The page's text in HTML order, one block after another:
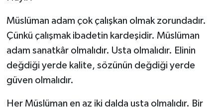
Müslüman adam çok çalışkan olmak zorundadır.
Çünkü çalışmak ibadetin kardeşidir. Müslüman
adam sanatkâr olmalıdır. Usta olmalıdır. Elinin
değdiği yerde kalite, sözünün değdiği yerde
güven olmalıdır.
Her Müslüman en az iki dalda usta olmalıdır. Bir